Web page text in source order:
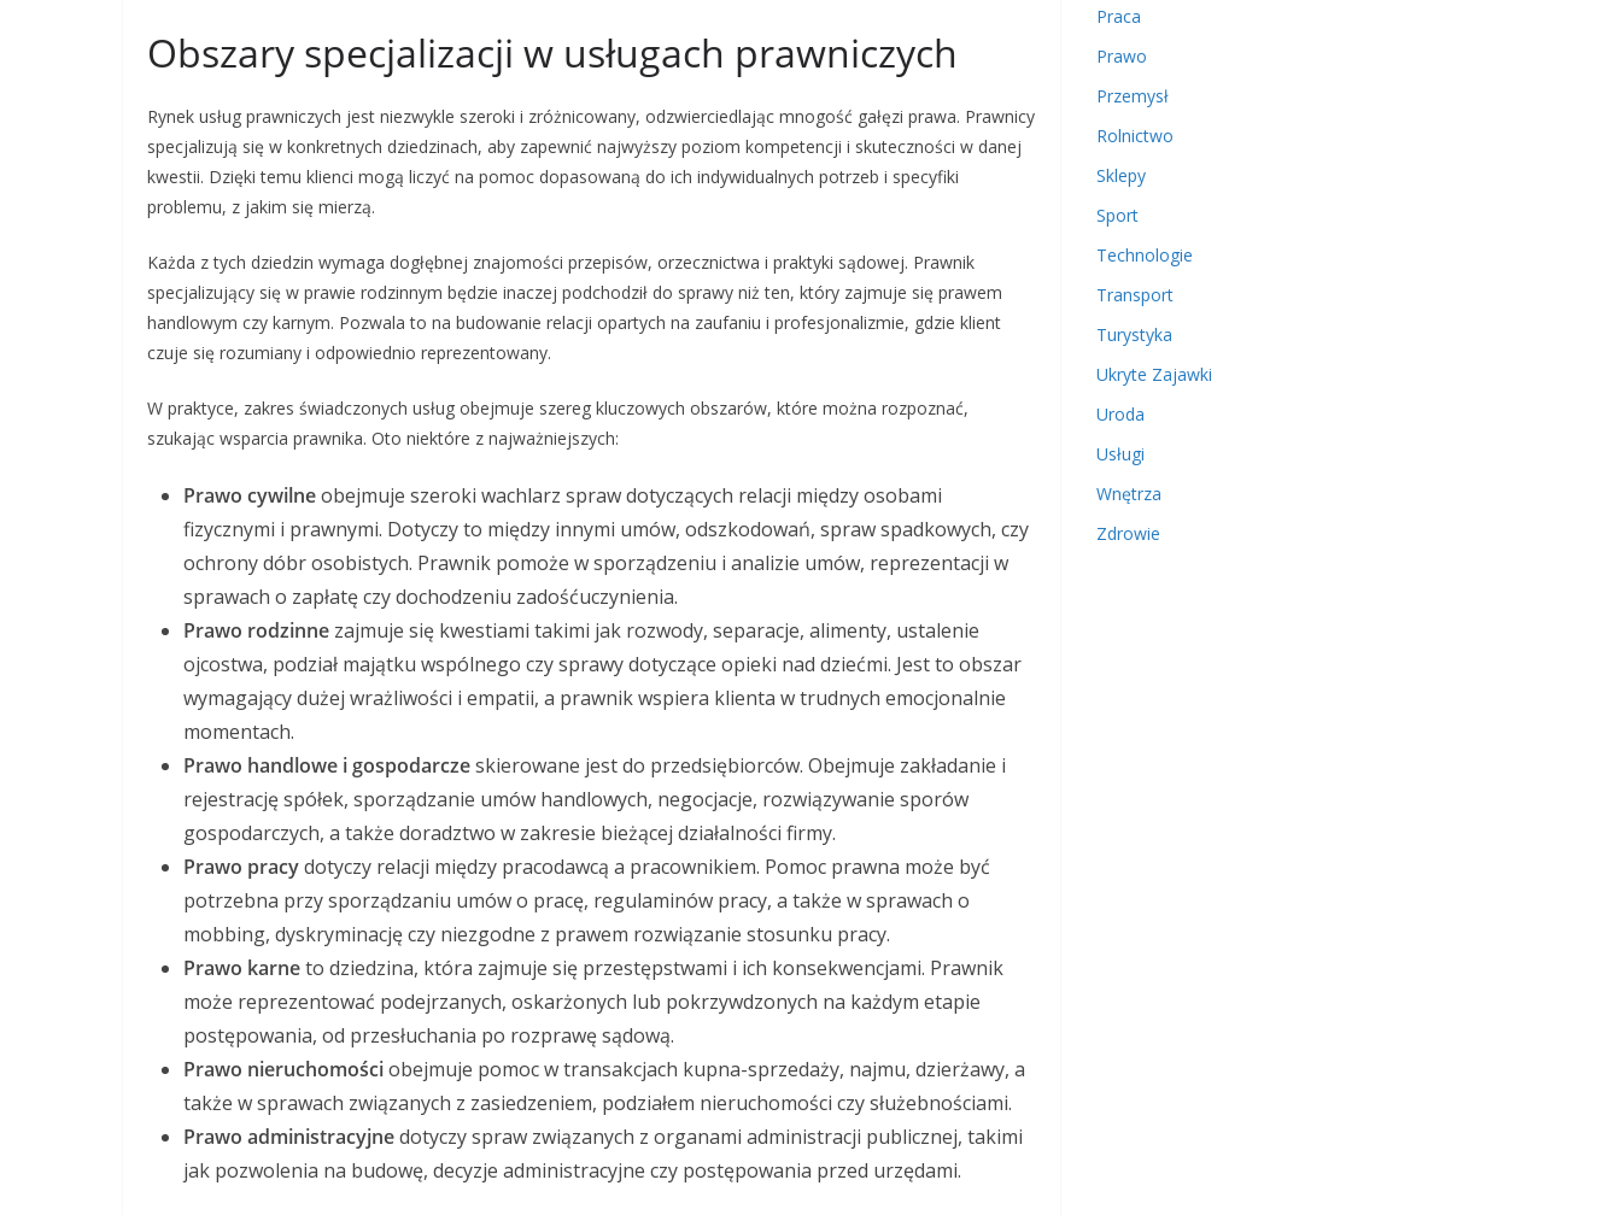
Obszary specjalizacji w usługach prawniczych
Rynek usług prawniczych jest niezwykle szeroki i zróżnicowany, odzwierciedlając mnogość gałęzi prawa. Prawnicy
specjalizują się w konkretnych dziedzinach, aby zapewnić najwyższy poziom kompetencji i skuteczności w danej
kwestii. Dzięki temu klienci mogą liczyć na pomoc dopasowaną do ich indywidualnych potrzeb i specyfiki
problemu, z jakim się mierzą.
Każda z tych dziedzin wymaga dogłębnej znajomości przepisów, orzecznictwa i praktyki sądowej. Prawnik
specjalizujący się w prawie rodzinnym będzie inaczej podchodził do sprawy niż ten, który zajmuje się prawem
handlowym czy karnym. Pozwala to na budowanie relacji opartych na zaufaniu i profesjonalizmie, gdzie klient
czuje się rozumiany i odpowiednio reprezentowany.
W praktyce, zakres świadczonych usług obejmuje szereg kluczowych obszarów, które można rozpoznać,
szukając wsparcia prawnika. Oto niektóre z najważniejszych:
Prawo cywilneobejmuje szeroki wachlarz spraw dotyczących relacji między osobami
fizycznymi i prawnymi. Dotyczy to między innymi umów, odszkodowań, spraw spadkowych, czy
ochrony dóbr osobistych. Prawnik pomoże w sporządzeniu i analizie umów, reprezentacji w
sprawach o zapłatę czy dochodzeniu zadośćuczynienia.
Prawo rodzinne zajmuje się kwestiami takimi jak rozwody, separacje, alimenty, ustalenie
ojcostwa, podział majątku wspólnego czy sprawy dotyczące opieki nad dziećmi. Jest to obszar
wymagający dużej wrażliwości i empatii, a prawnik wspiera klienta w trudnych emocjonalnie
momentach.
Prawo handlowe i gospodarczeskierowane jest do przedsiębiorców. Obejmuje zakładanie i
rejestrację spółek, sporządzanie umów handlowych, negocjacje, rozwiązywanie sporów
gospodarczych, a także doradztwo w zakresie bieżącej działalności firmy.
Prawo pracydotyczy relacji między pracodawcą a pracownikiem. Pomoc prawna może być
potrzebna przy sporządzaniu umów o pracę, regulaminów pracy, a także w sprawach o
mobbing, dyskryminację czy niezgodne z prawem rozwiązanie stosunku pracy.
Prawo karneto dziedzina, która zajmuje się przestępstwami i ich konsekwencjami. Prawnik
może reprezentować podejrzanych, oskarżonych lub pokrzywdzonych na każdym etapie
postępowania, od przesłuchania po rozprawę sądową.
Prawo nieruchomościobejmuje pomoc w transakcjach kupna-sprzedaży, najmu, dzierżawy, a
także w sprawach związanych z zasiedzeniem, podziałem nieruchomości czy służebnościami.
Prawo administracyjnedotyczy spraw związanych z organami administracji publicznej, takimi
jak pozwolenia na budowę, decyzje administracyjne czy postępowania przed urzędami.
Praca
Prawo
Przemysł
Rolnictwo
Sklepy
Sport
Technologie
Transport
Turystyka
Ukryte Zajawki
Uroda
Usługi
Wnętrza
Zdrowie